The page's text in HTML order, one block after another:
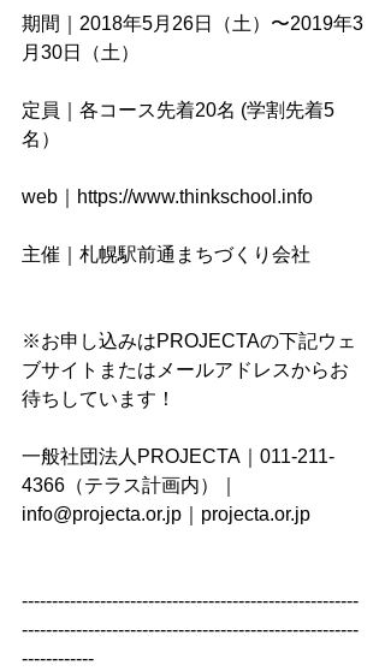
期間｜2018年5月26日（土）〜2019年3
月30日（土）
定員｜各コース先着20名 (学割先着5
名）
web｜https://www.thinkschool.info
主催｜札幌駅前通まちづくり会社
※お申し込みはPROJECTAの下記ウェ
ブサイトまたはメールアドレスからお
待ちしています！
一般社団法人PROJECTA｜011-211-
4366（テラス計画内）｜
info@projecta.or.jp｜projecta.or.jp
--------------------------------------------------------
--------------------------------------------------------
------------